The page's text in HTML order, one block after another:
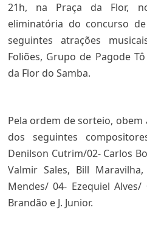
21h, na Praça da Flor,
eliminatória do concurso
seguintes atrações
Foliões, Grupo de Pagode
da Flor do Samba.
Pela ordem de sorteio,
dos seguintes
Denilson Cutrim/02- Carlos
Valmir Sales, Bill
Mendes/ 04- Ezequiel Alves/
Brandão e J. Junior.